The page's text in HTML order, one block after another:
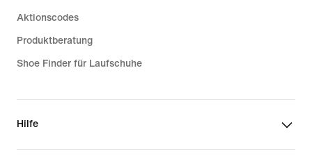
Aktionscodes
Produktberatung
Shoe Finder für Laufschuhe
Hilfe